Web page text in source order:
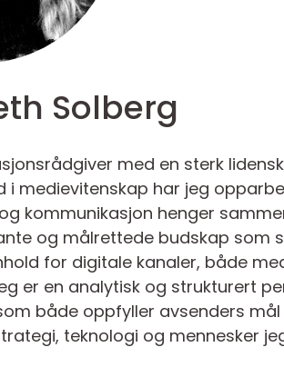
Solberg
med en sterk
medievitenskap har jeg
kommunikasjon henger
og målrettede budskap som
for digitale kanaler, både
er en analytisk og strukturert
både oppfyller avsenders
teknologi og mennesker